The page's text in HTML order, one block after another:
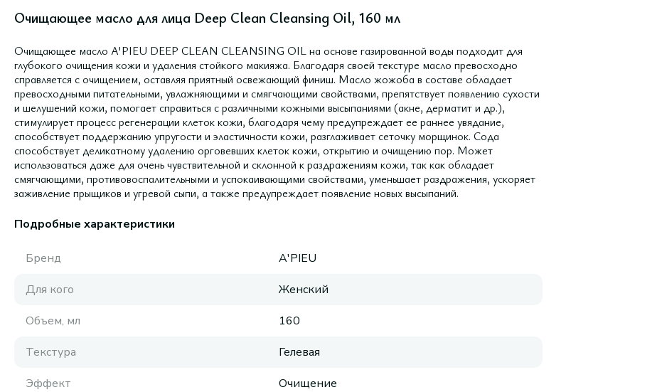
Очищающее масло для лица Deep Clean Cleansing Oil, 160 мл
Очищающее масло A'PIEU DEEP CLEAN CLEANSING OIL на основе газированной воды подходит для
глубокого очищения кожи и удаления стойкого макияжа. Благодаря своей текстуре масло превосходно
справляется с очищением, оставляя приятный освежающий финиш. Масло жожоба в составе обладает
превосходными питательными, увлажняющими и смягчающими свойствами, препятствует появлению сухости
и шелушений кожи, помогает справиться с различными кожными высыпаниями (акне, дерматит и др.),
стимулирует процесс регенерации клеток кожи, благодаря чему предупреждает ее раннее увядание,
способствует поддержанию упругости и эластичности кожи, разглаживает сеточку морщинок. Сода
способствует деликатному удалению орговевших клеток кожи, открытию и очищению пор. Может
использоваться даже для очень чувствительной и склонной к раздражениям кожи, так как обладает
смягчающими, противовоспалительными и успокаивающими свойствами, уменьшает раздражения, ускоряет
заживление прыщиков и угревой сыпи, а также предупреждает появление новых высыпаний.
Подробные характеристики
Бренд
A'PIEU
Для кого
Женский
Объем, мл
160
Текстура
Гелевая
Эффект
Очищение